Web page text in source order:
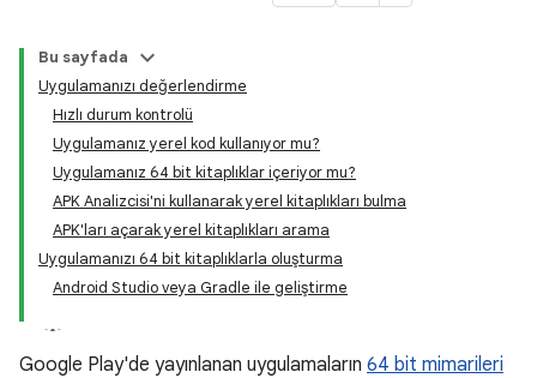
Bu sayfada
Uygulamanızı değerlendirme
Hızlı durum kontrolü
Uygulamanız yerel kod kullanıyor mu?
Uygulamanız 64 bit kitaplıklar içeriyor mu?
APK Analizcisi'ni kullanarak yerel kitaplıkları bulma
APK'ları açarak yerel kitaplıkları arama
Uygulamanızı 64 bit kitaplıklarla oluşturma
Android Studio veya Gradle ile geliştirme
Google Play'de yayınlanan uygulamaların 64 bit mimarileri